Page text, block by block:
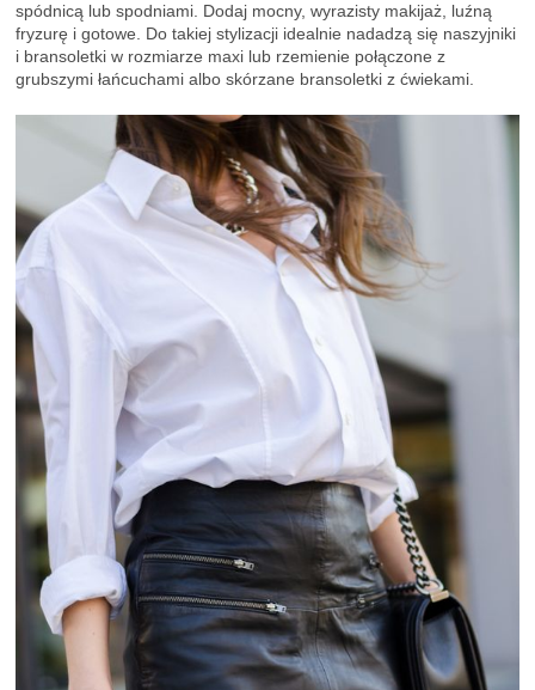
spódnicą lub spodniami. Dodaj mocny, wyrazisty makijaż, luźną
fryzurę i gotowe. Do takiej stylizacji idealnie nadadzą się naszyjniki
i bransoletki w rozmiarze maxi lub rzemienie połączone z
grubszymi łańcuchami albo skórzane bransoletki z ćwiekami.